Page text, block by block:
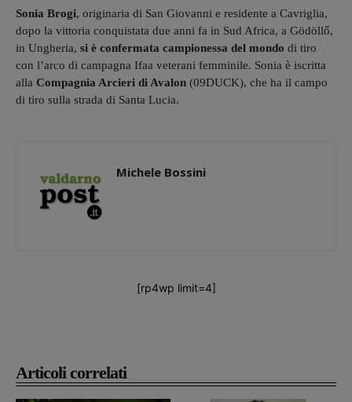
Articoli correlati
Sonia Brogi, originaria di San Giovanni e residente a Cavriglia,
dopo la vittoria conquistata due anni fa in Sud Africa, a Gödöllő,
in Ungheria, si è confermata campionessa del mondo di tiro
con l’arco di campagna Ifaa veterani femminile. Sonia è iscritta
alla Compagnia Arcieri di Avalon (09DUCK), che ha il campo
di tiro sulla strada di Santa Lucia.
Michele Bossini
[rp4wp limit=4]